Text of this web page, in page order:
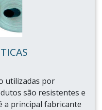
utilizadas por
são resistentes e
a principal fabricante